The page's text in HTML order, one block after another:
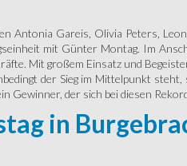
Antonia Gareis, Olivia Peters,
mit Günter Montag. Im
Mit großem Einsatz und
der Sieg im Mittelpunkt steht,
Gewinner, der sich bei diesen
in